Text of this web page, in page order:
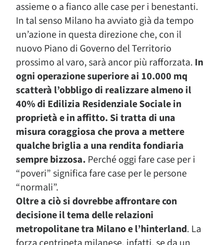
assieme o a fianco alle case per i benestanti.
In tal senso Milano ha avviato già da tempo
un’azione in questa direzione che, con il
nuovo Piano di Governo del Territorio
prossimo al varo, sarà ancor più rafforzata. In
ogni operazione superiore ai 10.000 mq
scatterà l’obbligo di realizzare almeno il
40% di Edilizia Residenziale Sociale in
proprietà e in affitto. Si tratta di una
misura coraggiosa che prova a mettere
qualche briglia a una rendita fondiaria
sempre bizzosa. Perché oggi fare case per i
“poveri” significa fare case per le persone
“normali”.
Oltre a ciò si dovrebbe affrontare con
decisione il tema delle relazioni
metropolitane tra Milano e l’hinterland. La